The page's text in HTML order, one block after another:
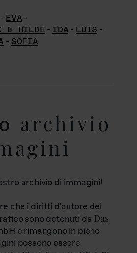
- EVA -
& HILDE - IDA - LUIS -
- SOFIA
archivio
archivio di immagini!
che i diritti d'autore del
sono detenuti da Das
e rimangono in pieno
possono essere